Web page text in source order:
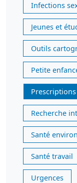
Infections
Jeunes et
Outils
Petite
Recherche
Santé
Santé travail
Urgences